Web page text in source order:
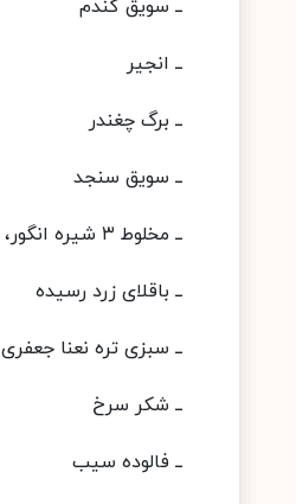
ــ سویق گندم
ــ انجیر
ــ برگ چغندر
ــ سویق سنجد
ــ مخلوط ۳ شیره انگور، خرما و توت
ــ باقلای زرد رسیده
ــ سبزی تره نعنا جعفری
ــ شکر سرخ
ــ فالوده سیب